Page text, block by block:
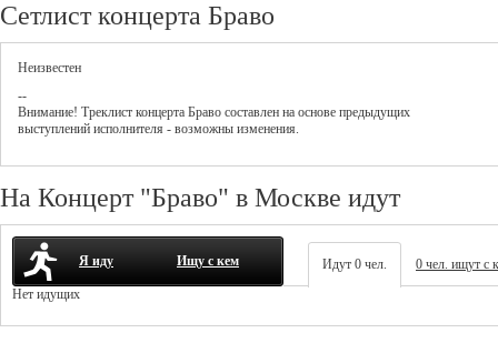
Сетлист концерта Браво
Неизвестен
--
Внимание! Треклист концерта Браво составлен на основе предыдущих
выступлений исполнителя - возможны изменения.
На Концерт "Браво" в Москве идут
Я иду Ищу с кем Идут 0 чел.
0 чел. ищут с
Нет идущих